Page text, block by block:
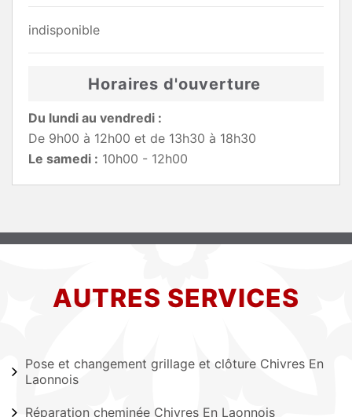
indisponible
Horaires d'ouverture
Du lundi au vendredi :
De 9h00 à 12h00 et de 13h30 à 18h30
Le samedi : 10h00 - 12h00
AUTRES SERVICES
Pose et changement grillage et clôture Chivres En
Laonnois
Réparation cheminée Chivres En Laonnois